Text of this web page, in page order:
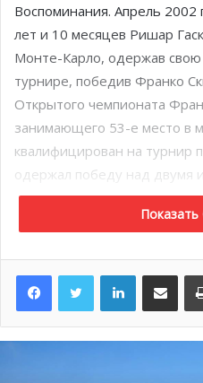
Воспоминания. Апрель 2002
лет и 10 месяцев Ришар
Монте-Карло, одержав
турнире, победив Франко
Открытого чемпионата
занимающего 53-е место в
квалифицирован на турнир
одержал победу над двумя
прежде чем проиграть во
Сафину, который занимал
огромный талант.
LinkedInПоделиться по